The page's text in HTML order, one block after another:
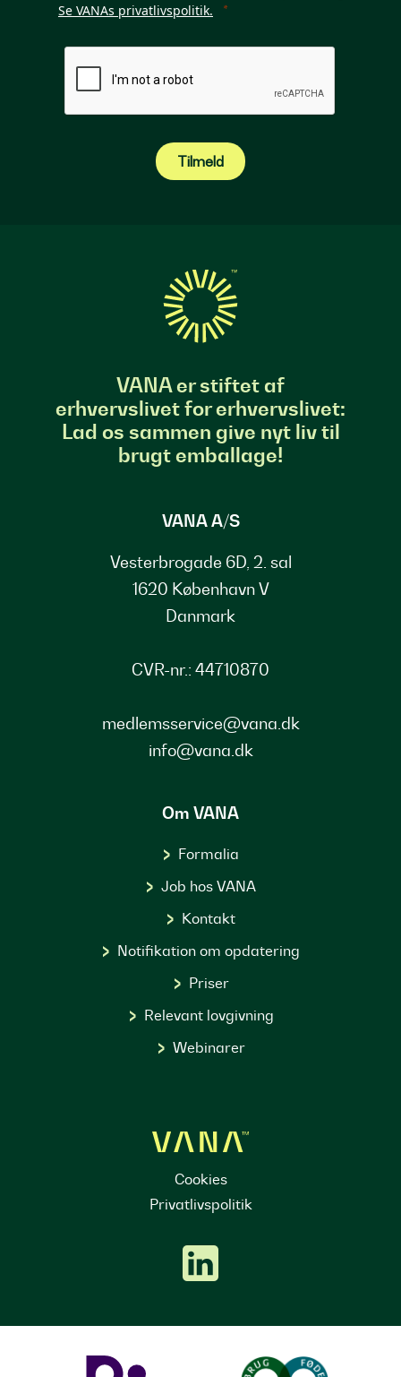
Se VANAs privatlivspolitik.
Tilmeld
VANA er stiftet af
erhvervslivet for erhvervslivet:
Lad os sammen give nyt liv til
brugt emballage!
VANA A/S
Vesterbrogade 6D, 2. sal
1620 København V
Danmark
CVR-nr.: 44710870
medlemsservice@vana.dk
info@vana.dk
Om VANA
Formalia
Job hos VANA
Kontakt
Notifikation om opdatering
Priser
Relevant lovgivning
Webinarer
Cookies
Privatlivspolitik